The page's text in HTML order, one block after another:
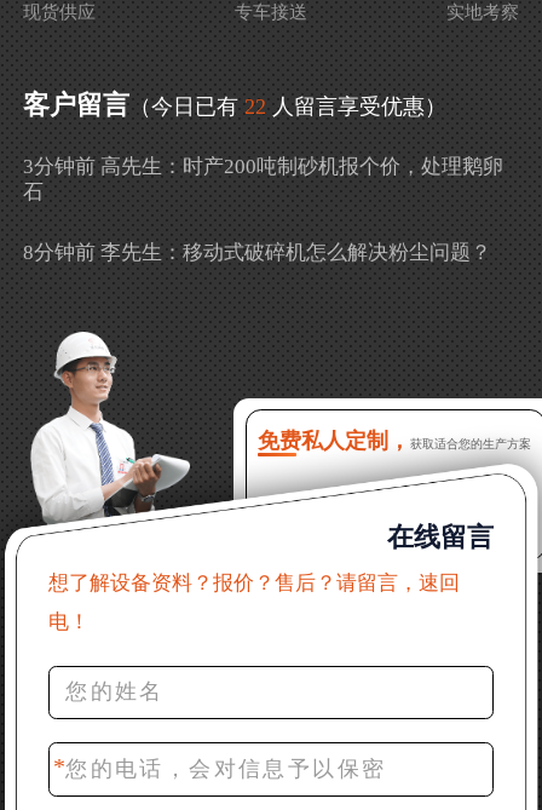
现货供应 专车接送 实地考察
客户留言 （今日已有 22 人留言享受优惠）
3分钟前 高先生：时产200吨制砂机报个价，处理鹅卵
石
8分钟前 李先生：移动式破碎机怎么解决粉尘问题？
吗？
16分钟前 程先生：破碎生产线出个方案及报价，有什
么售后服务？
22分钟前 郑女士：想了解时产500吨锤破，加工石灰石
31分钟前 吴先生：成套石头破碎设备有吗？给个详细
产品资料
36分钟前 罗先生：每小时100吨左右的鄂破和反击破，
42分钟前 梁先生：膨润土磨到200目，用什么磨粉设
备？
免费私人定制， 获取适合您的生产方案
在线留言
想了解设备资料？报价？售后？请留言，速回
电！